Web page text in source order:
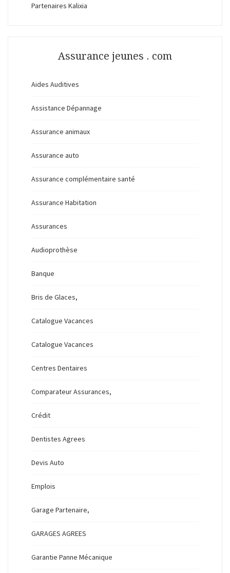
Partenaires Kalixia
Assurance jeunes . com
Aides Auditives
Assistance Dépannage
Assurance animaux
Assurance auto
Assurance complémentaire santé
Assurance Habitation
Assurances
Audioprothèse
Banque
Bris de Glaces,
Catalogue Vacances
Catalogue Vacances
Centres Dentaires
Comparateur Assurances,
Crédit
Dentistes Agrees
Devis Auto
Emplois
Garage Partenaire,
GARAGES AGREES
Garantie Panne Mécanique